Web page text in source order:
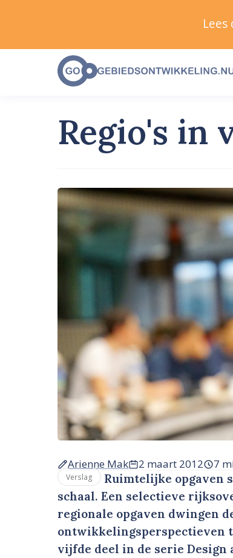
Regio's in
Arienne Mak 2 maart 2012 7
Verslag
Ruimtelijke opgaven
schaal. Een selectieve
regionale opgaven dwingen
ontwikkelingsperspectieven
vijfde deel in de serie